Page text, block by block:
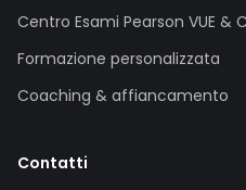
Centro Esami Pearson VUE &
Formazione personalizzata
Coaching & affiancamento
Contatti